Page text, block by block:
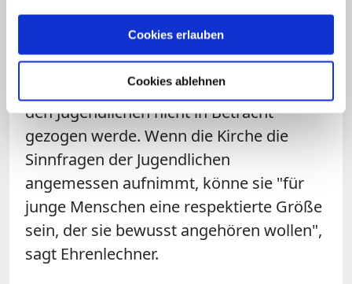
Cookies erlauben
Cookies ablehnen
Eine deutliche Abgrenzung scheint aber
genauso wenig im Trend zu sein:
Ehrenlechner und Mohr betonen, dass
die Möglichkeit zum Kirchenaustritt von
den Jugendlichen nicht in Betracht
gezogen werde. Wenn die Kirche die
Sinnfragen der Jugendlichen
angemessen aufnimmt, könne sie "für
junge Menschen eine respektierte Größe
sein, der sie bewusst angehören wollen",
sagt Ehrenlechner.